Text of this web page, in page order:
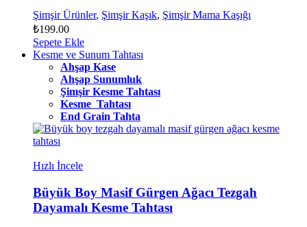
Şimşir Ürünler, Şimşir Kaşık, Şimşir Mama Kaşığı
₺199.00
Sepete Ekle
Kesme ve Sunum Tahtası
Ahşap Kase
Ahşap Sunumluk
Şimşir Kesme Tahtası
Kesme Tahtası
End Grain Tahta
Hızlı İncele
Büyük Boy Masif Gürgen Ağacı Tezgah
Dayamalı Kesme Tahtası